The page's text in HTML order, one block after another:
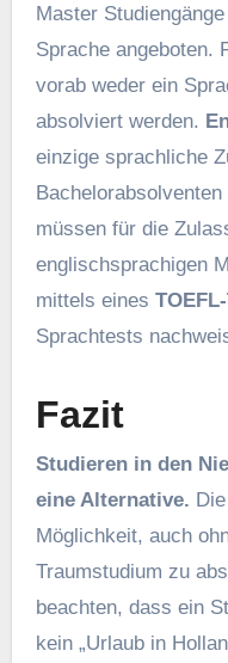
Master
Sprache angeboten.
vorab weder ein
absolviert werden.
einzige sprachliche
müssen für die
englischsprachigen
mittels eines
Sprachtests
Fazit
Studieren in den
eine Alternative.
Möglichkeit, auch
Traumstudium zu
beachten, dass ein
kein „Urlaub in